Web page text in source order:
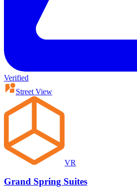
Verified
Street View
VR
Grand Spring Suites